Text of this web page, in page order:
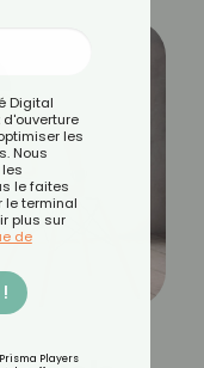
Digital
les
Nous
le faites
le terminal
plus sur
de
Players